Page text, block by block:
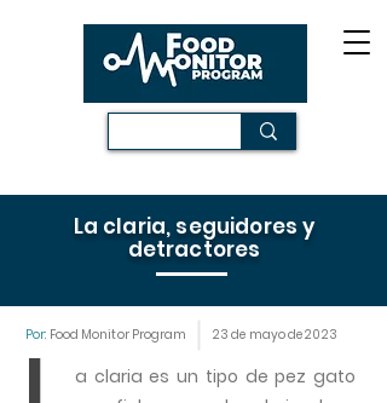
La claria, seguidores y
detractores
Por: Food Monitor Program 23 de mayo de 2023
a claria es un tipo de pez gato